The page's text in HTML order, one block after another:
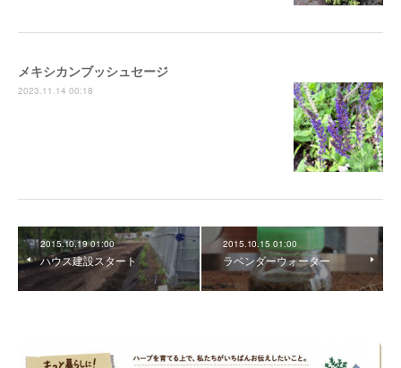
メキシカンブッシュセージ
2023.11.14 00:18
2015.10.19 01:00
ハウス建設スタート
2015.10.15 01:00
ラベンダーウォーター